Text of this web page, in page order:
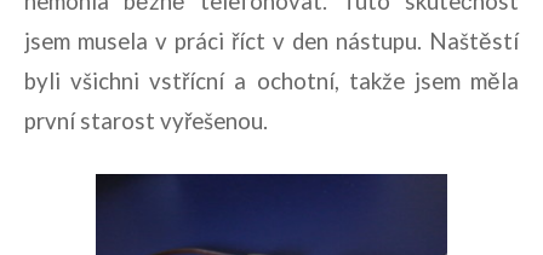
jsem musela v práci říct v den nástupu. Naštěstí
byli všichni vstřícní a ochotní, takže jsem měla
první starost vyřešenou.